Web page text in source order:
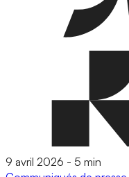
9 avril 2026 - 5 min